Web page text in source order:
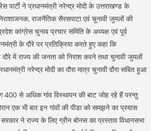
पार्टी ने प्रधानमंत्री नरेन्द्र मोदी के उत्तराखण्ड के
राजनैतिक सैरसपाटा एवं चुनावी जुमलों की
कांग्रेस चुनाव प्रचार समिति के अध्यक्ष एवं पूर्व
के दौरे पर प्रतिक्रिया करते हुए कहा कि
दौरे में राज्य की जनता को निराश करने तथा चुनावी जुमलों
नरेन्द्र मोदी का दौरा मात्र चुनावी दौरा सबित हुआ
400 से अधिक गांव विस्थापन की बाट जोह रहे हैं परन्तु
एक भी बार इन गांवों की पीडा को समझने का प्रयास
सरकार ने राज्य के लिए ग्रीन बोनस का प्रस्ताव विधानसभा